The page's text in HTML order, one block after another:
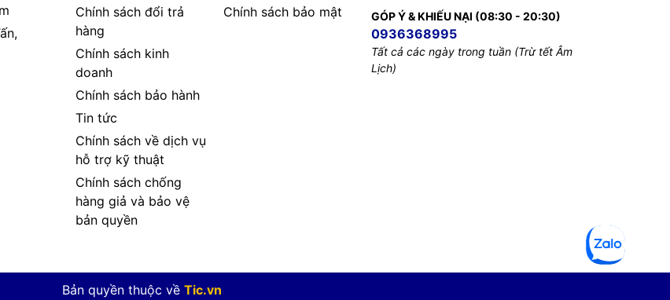
Chính sách đổi trả
hàng
Chính sách kinh
doanh
Chính sách bảo hành
Tin tức
Chính sách về dịch vụ
hỗ trợ kỹ thuật
Chính sách chống
hàng giả và bảo vệ
bản quyền
Chính sách bảo mật
GÓP Ý & KHIẾU NẠI (08:30 - 20:30)
0936368995
Tất cả các ngày trong tuần (Trừ tết Âm
Lịch)
Bản quyền thuộc về Tic.vn